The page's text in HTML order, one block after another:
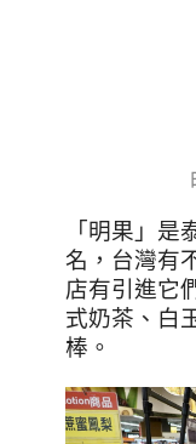
「明果」是
名，台灣有
店有引進它
式奶茶、白
棒。